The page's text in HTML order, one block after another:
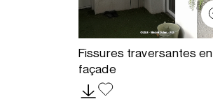
Fissures traversantes en
façade